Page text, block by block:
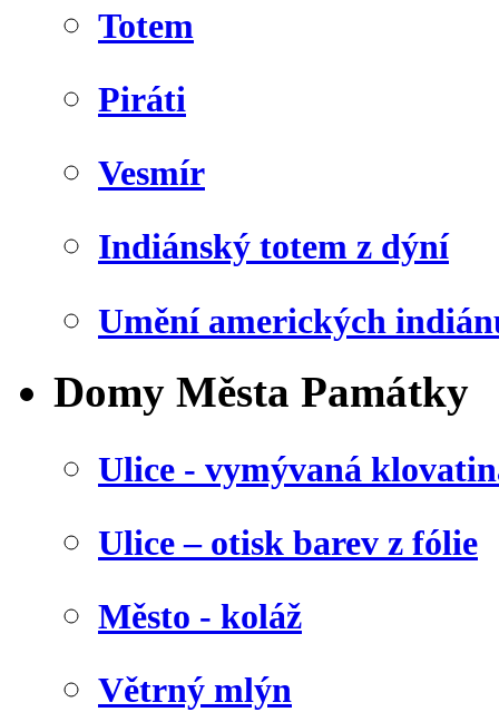
Totem
Piráti
Vesmír
Indiánský totem z dýní
Umění amerických
Domy Města Památky
Ulice - vymývaná
Ulice – otisk barev z fólie
Město - koláž
Větrný mlýn